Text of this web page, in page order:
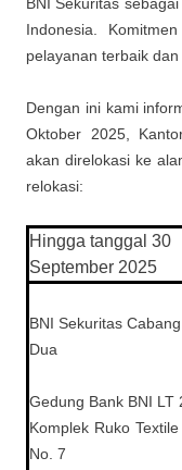
BNI Sekuritas
Indonesia.
pelayanan terbaik
Dengan ini kami
Oktober 2025,
akan direlokasi ke
relokasi:
Hingga tanggal 30
September 2025
BNI Sekuritas
Dua
Gedung Bank BNI LT
Komplek Ruko
No. 7